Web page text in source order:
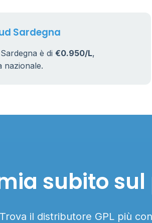
Sardegna
è di €0.950/L,
nazionale.
subito
Trova il distributore GPL più